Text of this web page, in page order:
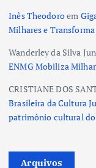
Inês Theodoroem
Milhares e
Wanderley da Silva
ENMG Mobiliza
CRISTIANE DOS
Brasileira da Cultura
patrimônio cultural
Arquivos